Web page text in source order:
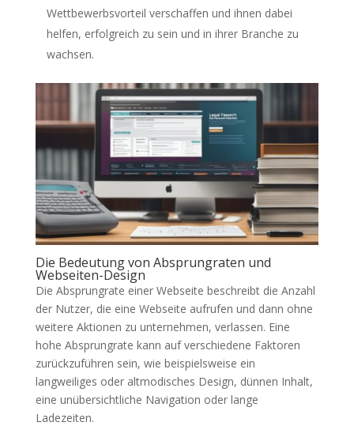
Wettbewerbsvorteil verschaffen und ihnen dabei
helfen, erfolgreich zu sein und in ihrer Branche zu
wachsen.
Die Bedeutung von Absprungraten und
Webseiten-Design
Die Absprungrate einer Webseite beschreibt die Anzahl
der Nutzer, die eine Webseite aufrufen und dann ohne
weitere Aktionen zu unternehmen, verlassen. Eine
hohe Absprungrate kann auf verschiedene Faktoren
zurückzuführen sein, wie beispielsweise ein
langweiliges oder altmodisches Design, dünnen Inhalt,
eine unübersichtliche Navigation oder lange
Ladezeiten.